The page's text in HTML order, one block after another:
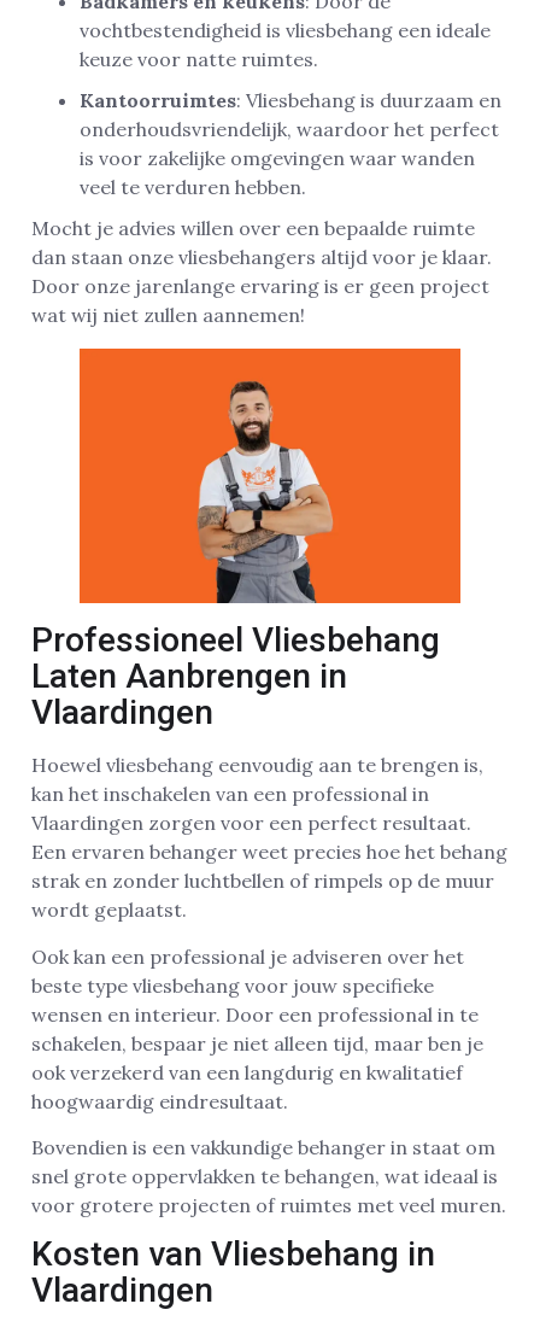
vochtbestendigheid is vliesbehang een ideale
keuze voor natte ruimtes.
Kantoorruimtes: Vliesbehang is duurzaam en
onderhoudsvriendelijk, waardoor het perfect
is voor zakelijke omgevingen waar wanden
veel te verduren hebben.
Mocht je advies willen over een bepaalde ruimte
dan staan onze vliesbehangers altijd voor je klaar.
Door onze jarenlange ervaring is er geen project
wat wij niet zullen aannemen!
Professioneel Vliesbehang
Laten Aanbrengen in
Vlaardingen
Hoewel vliesbehang eenvoudig aan te brengen is,
kan het inschakelen van een professional in
Vlaardingen zorgen voor een perfect resultaat.
Een ervaren behanger weet precies hoe het behang
strak en zonder luchtbellen of rimpels op de muur
wordt geplaatst.
Ook kan een professional je adviseren over het
beste type vliesbehang voor jouw specifieke
wensen en interieur. Door een professional in te
schakelen, bespaar je niet alleen tijd, maar ben je
ook verzekerd van een langdurig en kwalitatief
hoogwaardig eindresultaat.
Bovendien is een vakkundige behanger in staat om
snel grote oppervlakken te behangen, wat ideaal is
voor grotere projecten of ruimtes met veel muren.
Kosten van Vliesbehang in
Vlaardingen